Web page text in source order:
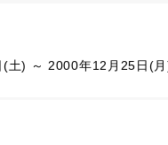
土) ～ 2000年12月25日(